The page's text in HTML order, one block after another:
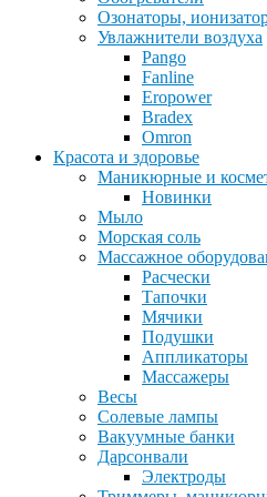
Озонаторы,
Увлажнители воздуха
Pango
Fanline
Eropower
Bradex
Omron
Красота и здоровье
Маникюрные и
Новинки
Мыло
Морская соль
Массажное
Расчески
Тапочки
Мячики
Подушки
Аппликаторы
Массажеры
Весы
Солевые лампы
Вакуумные банки
Дарсонвали
Электроды